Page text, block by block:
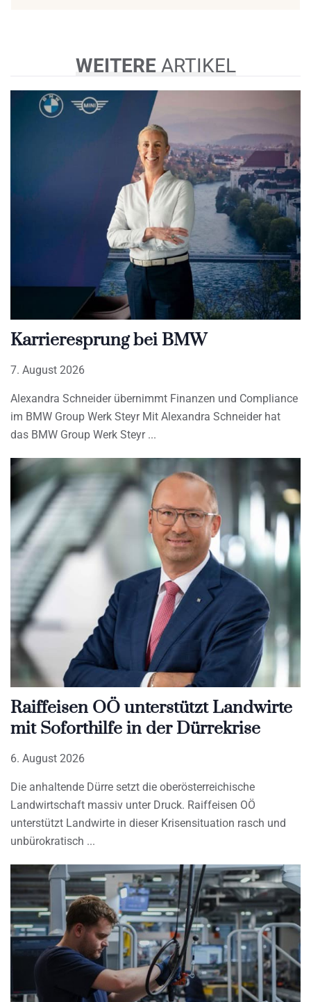
WEITEREARTIKEL
Karrieresprung bei BMW
7. August 2026
Alexandra Schneider übernimmt Finanzen und Compliance
im BMW Group Werk Steyr Mit Alexandra Schneider hat
das BMW Group Werk Steyr
Raiffeisen OÖ unterstützt Landwirte
mit Soforthilfe in der Dürrekrise
6. August 2026
Die anhaltende Dürre setzt die oberösterreichische
Landwirtschaft massiv unter Druck. Raiffeisen OÖ
unterstützt Landwirte in dieser Krisensituation rasch und
unbürokratisch